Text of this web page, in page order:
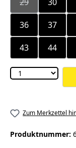
(Diese Option
36 37
43 44
Zum Merkzettel
Produktnummer: